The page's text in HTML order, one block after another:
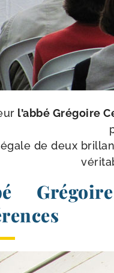
l’ab­bé Grégoire
de deux